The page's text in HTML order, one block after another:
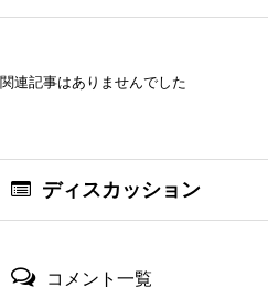
関連記事はありませんでした
ディスカッション
コメント一覧